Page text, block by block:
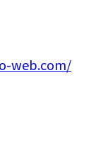
web.com/